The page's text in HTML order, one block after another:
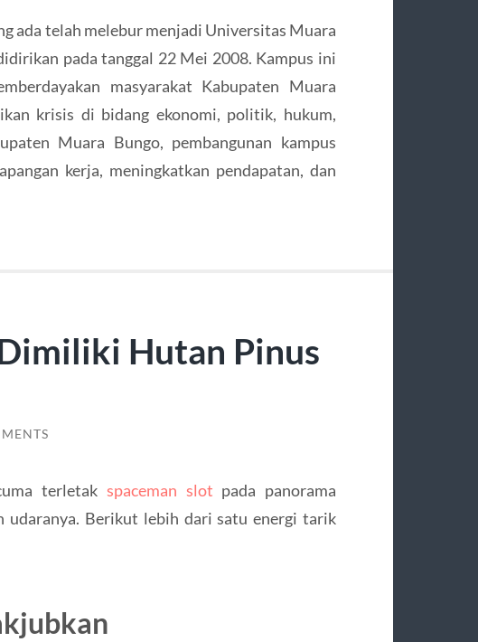
ada telah melebur menjadi Universitas Muara
pada tanggal 22 Mei 2008. Kampus ini
masyarakat Kabupaten Muara
krisis di bidang ekonomi, politik, hukum,
Muara Bungo, pembangunan kampus
kerja, meningkatkan pendapatan, dan
Hutan Pinus
terletak spaceman slot pada panorama
udaranya. Berikut lebih dari satu energi tarik